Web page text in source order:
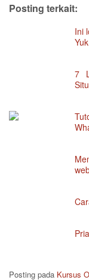
Posting terkait:
Ini
7
Posting pada Kursus